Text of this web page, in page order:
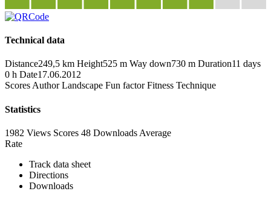
Technical data
Distance249,5 km Height525 m Way down730 m Duration11 days
0 h Date17.06.2012
Scores Author Landscape Fun factor Fitness Technique
Statistics
1982 Views Scores 48 Downloads Average
Rate
Track data sheet
Directions
Downloads